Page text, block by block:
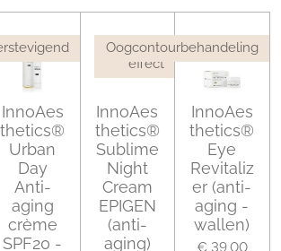
InnoAes
thetics®
Urban
Day
Anti-
aging
crème
SPF20 -
Plump
effect
InnoAes
thetics®
Sublime
Night
Cream
EPIGEN
(anti-
aging)
Oogcontourbehandeling
InnoAes
thetics®
Eye
Revitaliz
er (anti-
aging -
wallen)
€ 39,00